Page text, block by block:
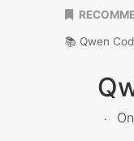
📚 Qwen